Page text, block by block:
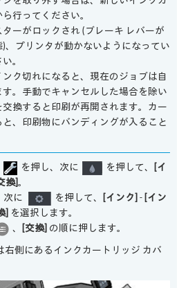
行ってください。
ーがロックされ (ブレーキ レバーが
、プリンタが動かないようになってい
。
ク切れになると、現在のジョブは自
。手動でキャンセルした場合を除い
換すると印刷が再開されます。カー
と、印刷物にバンディングが入ること
を押し、次に を押して、
[イ
換]。
次に を押して、 [インク] - [イン
] を選択します。
、 [交換] の順に押します。
右側にあるインクカートリッジ カバ